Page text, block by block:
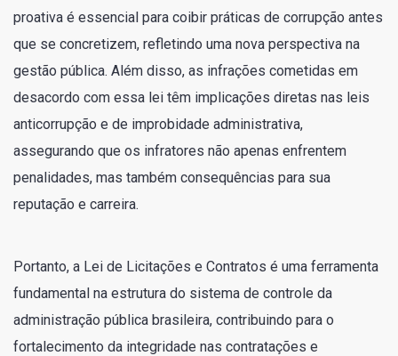
proativa é essencial para coibir práticas de corrupção antes
que se concretizem, refletindo uma nova perspectiva na
gestão pública. Além disso, as infrações cometidas em
desacordo com essa lei têm implicações diretas nas leis
anticorrupção e de improbidade administrativa,
assegurando que os infratores não apenas enfrentem
penalidades, mas também consequências para sua
reputação e carreira.
Portanto, a Lei de Licitações e Contratos é uma ferramenta
fundamental na estrutura do sistema de controle da
administração pública brasileira, contribuindo para o
fortalecimento da integridade nas contratações e